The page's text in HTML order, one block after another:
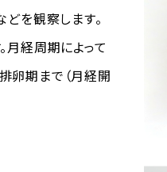
を観察します。
経周期によって
卵期まで（月経開